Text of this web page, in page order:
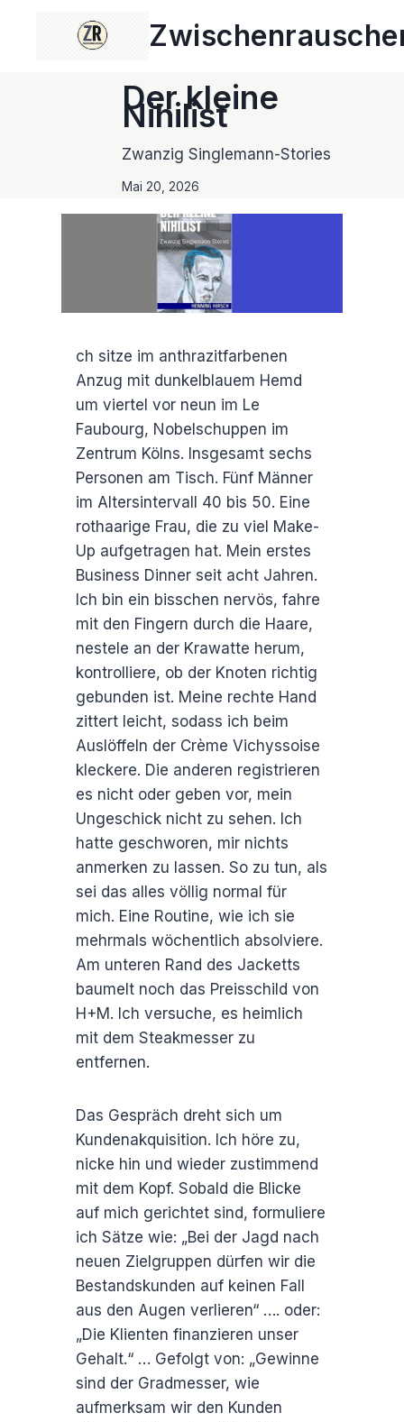
Der kleine
Nihilist
Zwanzig Singlemann-Stories
Mai 20, 2026
ch sitze im anthrazitfarbenen
Anzug mit dunkelblauem Hemd
um viertel vor neun im Le
Faubourg, Nobelschuppen im
Zentrum Kölns. Insgesamt sechs
Personen am Tisch. Fünf Männer
im Altersintervall 40 bis 50. Eine
rothaarige Frau, die zu viel Make-
Up aufgetragen hat. Mein erstes
Business Dinner seit acht Jahren.
Ich bin ein bisschen nervös, fahre
mit den Fingern durch die Haare,
nestele an der Krawatte herum,
kontrolliere, ob der Knoten richtig
gebunden ist. Meine rechte Hand
zittert leicht, sodass ich beim
Auslöffeln der Crème Vichyssoise
kleckere. Die anderen registrieren
es nicht oder geben vor, mein
Ungeschick nicht zu sehen. Ich
hatte geschworen, mir nichts
anmerken zu lassen. So zu tun, als
sei das alles völlig normal für
mich. Eine Routine, wie ich sie
mehrmals wöchentlich absolviere.
Am unteren Rand des Jacketts
baumelt noch das Preisschild von
H+M. Ich versuche, es heimlich
mit dem Steakmesser zu
entfernen.
Das Gespräch dreht sich um
Kundenakquisition. Ich höre zu,
nicke hin und wieder zustimmend
mit dem Kopf. Sobald die Blicke
auf mich gerichtet sind, formuliere
ich Sätze wie: „Bei der Jagd nach
neuen Zielgruppen dürfen wir die
Bestandskunden auf keinen Fall
aus den Augen verlieren“ …. oder:
„Die Klienten finanzieren unser
Gehalt.“ … Gefolgt von: „Gewinne
sind der Gradmesser, wie
aufmerksam wir den Kunden